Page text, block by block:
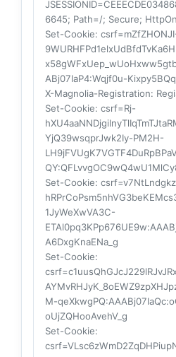
6645; Path=/; Secure;
Set-Cookie:
ABj07IaP4:Wqjf0u-
X-Magnolia-Registration:
Set-Cookie: csrf=Rj-
YjQ39wsqprJwk2Iy-PM2H-
Set-Cookie:
1JyWeXwVA3C-
A6DxgKnaENa_g
Set-Cookie:
M-
oUjZQHooAvehV_g
Set-Cookie: